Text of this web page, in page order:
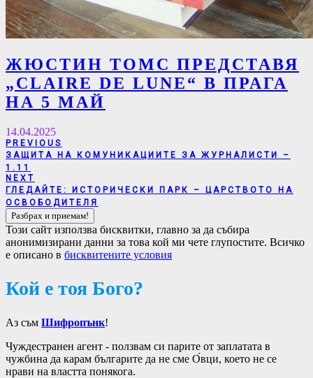
ЖЮСТИН ТОМС ПРЕДСТАВЯ
„CLAIRE DE LUNE“ В ПРАГА
НА 5 МАЙ
14.04.2025
Навигация
PREVIOUS
PREVIOUS
POST:
ЗАЩИТА НА КОМУНИКАЦИИТЕ ЗА ЖУРНАЛИСТИ –
1.11
NEXT
NEXT
POST:
ГЛЕДАЙТЕ: ИСТОРИЧЕСКИ ПАРК – ЦАРСТВОТО НА
ОСВОБОДИТЕЛЯ
Този сайт използва бисквитки, главно за да събира
анонимизирани данни за това кой ми чете глупостите. Всичко
е описано в бисквитените условия
Кой е тоя Бого?
Аз съм Шифропънк!
Чуждестранен агент - ползвам си парите от заплатата в
чужбина да карам българите да не сме О́вци, което не се
нрави на властта понякога.